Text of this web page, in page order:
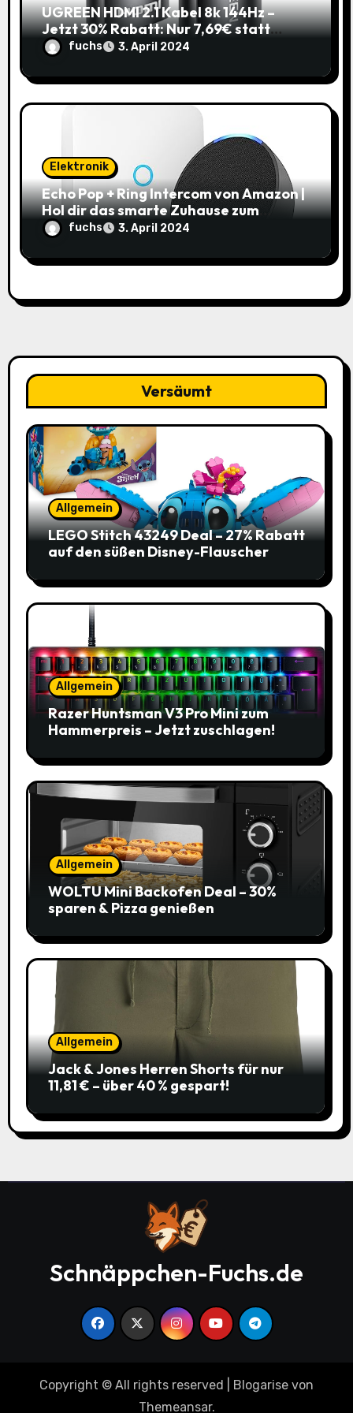
UGREEN HDMI 2.1 Kabel 8k 144Hz –
Jetzt 30% Rabatt: Nur 7,69€ statt
10,99€
fuchs 3. April 2024
Elektronik
Echo Pop + Ring Intercom von Amazon |
Hol dir das smarte Zuhause zum
Schnäppchenpreis!
fuchs 3. April 2024
Versäumt
Allgemein
LEGO Stitch 43249 Deal – 27% Rabatt
auf den süßen Disney-Flauscher
Allgemein
Razer Huntsman V3 Pro Mini zum
Hammerpreis – Jetzt zuschlagen!
Allgemein
WOLTU Mini Backofen Deal – 30%
sparen & Pizza genießen
Allgemein
Jack & Jones Herren Shorts für nur
11,81 € – über 40 % gespart!
Schnäppchen-Fuchs.de
Copyright © All rights reserved Blogarise von
Themeansar.